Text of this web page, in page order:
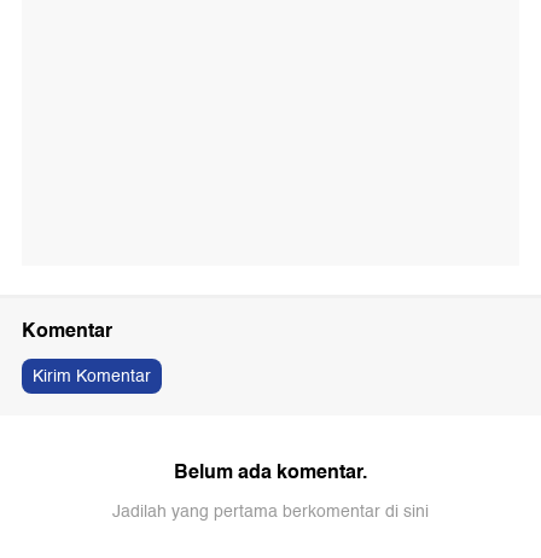
Komentar
Kirim Komentar
Belum ada komentar.
Jadilah yang pertama berkomentar di sini